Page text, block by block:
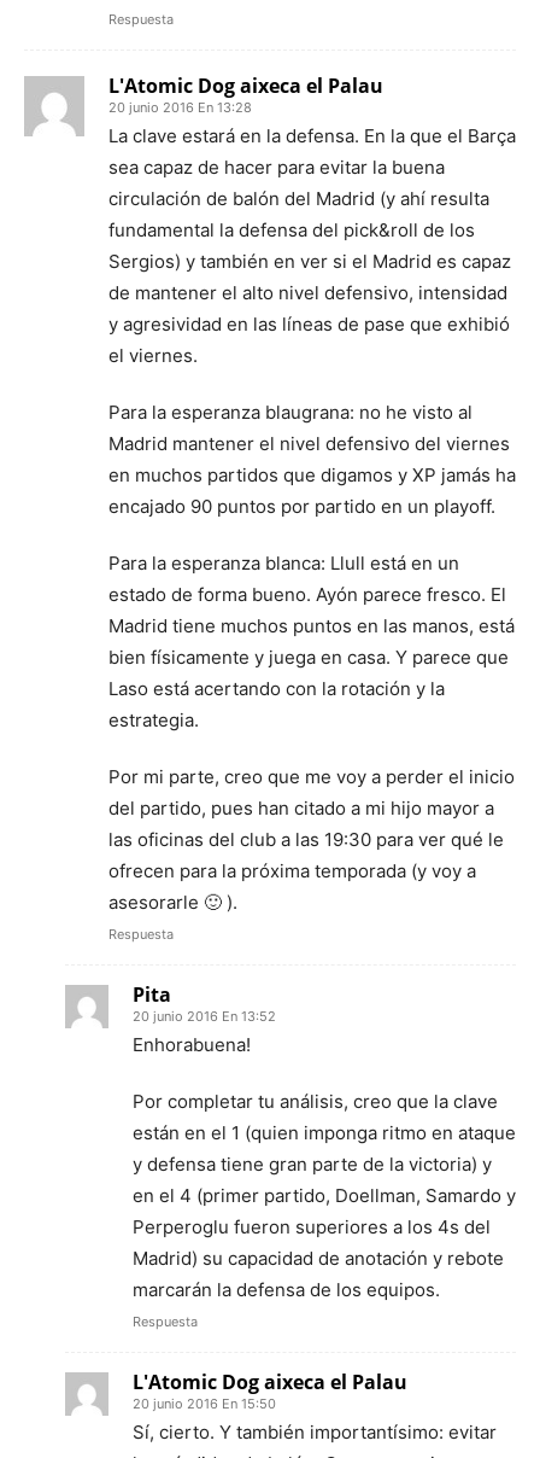
Respuesta
L'Atomic Dog aixeca el Palau
20 junio 2016 En 13:28
La clave estará en la defensa. En la que el Barça
sea capaz de hacer para evitar la buena
circulación de balón del Madrid (y ahí resulta
fundamental la defensa del pick&roll de los
Sergios) y también en ver si el Madrid es capaz
de mantener el alto nivel defensivo, intensidad
y agresividad en las líneas de pase que exhibió
el viernes.
Para la esperanza blaugrana: no he visto al
Madrid mantener el nivel defensivo del viernes
en muchos partidos que digamos y XP jamás ha
encajado 90 puntos por partido en un playoff.
Para la esperanza blanca: Llull está en un
estado de forma bueno. Ayón parece fresco. El
Madrid tiene muchos puntos en las manos, está
bien físicamente y juega en casa. Y parece que
Laso está acertando con la rotación y la
estrategia.
Por mi parte, creo que me voy a perder el inicio
del partido, pues han citado a mi hijo mayor a
las oficinas del club a las 19:30 para ver qué le
ofrecen para la próxima temporada (y voy a
asesorarle 🙂 ).
Respuesta
Pita
20 junio 2016 En 13:52
Enhorabuena!
Por completar tu análisis, creo que la clave
están en el 1 (quien imponga ritmo en ataque
y defensa tiene gran parte de la victoria) y
en el 4 (primer partido, Doellman, Samardo y
Perperoglu fueron superiores a los 4s del
Madrid) su capacidad de anotación y rebote
marcarán la defensa de los equipos.
Respuesta
L'Atomic Dog aixeca el Palau
20 junio 2016 En 15:50
Sí, cierto. Y también importantísimo: evitar